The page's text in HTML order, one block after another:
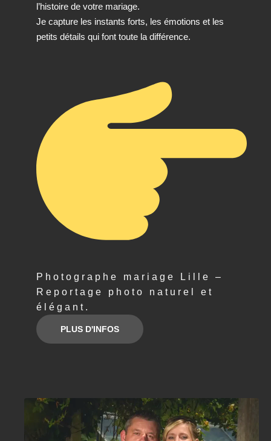
l’histoire de votre mariage.
Je capture les instants forts, les émotions et les
petits détails qui font toute la différence.
Photographe mariage Lille –
Reportage photo naturel et
élégant.
PLUS D'INFOS